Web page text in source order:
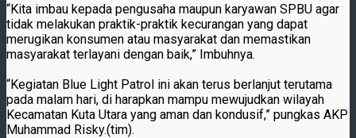
“Kita imbau kepada pengusaha maupun karyawan SPBU agar
tidak melakukan praktik-praktik kecurangan yang dapat
merugikan konsumen atau masyarakat dan memastikan
masyarakat terlayani dengan baik,” Imbuhnya.
“Kegiatan Blue Light Patrol ini akan terus berlanjut terutama
pada malam hari, di harapkan mampu mewujudkan wilayah
Kecamatan Kuta Utara yang aman dan kondusif,” pungkas AKP
Muhammad Risky.(tim).